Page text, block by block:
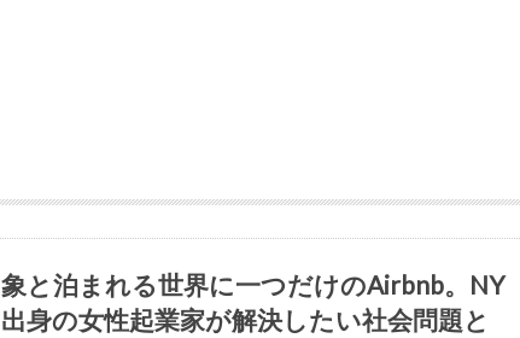
象と泊まれる世界に一つだけのAirbnb。NY
出身の女性起業家が解決したい社会問題と